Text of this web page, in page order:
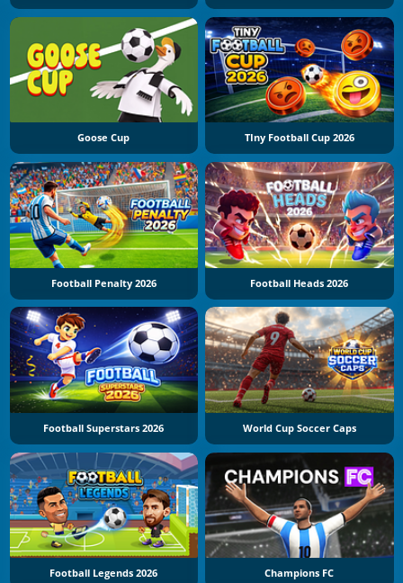
Goose Cup TIny Football Cup 2026
Football Penalty 2026 Football Heads 2026
Football Superstars 2026 World Cup Soccer Caps
Football Legends 2026 Champions FC